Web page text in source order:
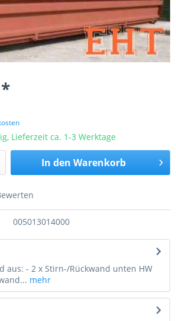
Lieferzeit ca. 1-3 Werktage
In den Warenkorb
005013014000
aus: - 2 x Stirn-/Rückwand unten HW
mehr